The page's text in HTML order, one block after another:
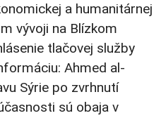
a humanitárnej
vývoji na Blízkom
tlačovej služby
Ahmed al-
Sýrie po zvrhnutí
sú obaja v